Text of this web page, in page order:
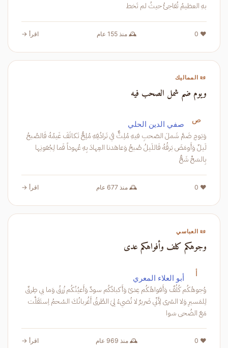
بهِ العظيمُ تُفاجئُ حيثُ لم تَخط
❤️ 0 🕰️ منذ 155 عام اقرأ →
📜 المماليك
ويوم ضم شمل الصحب فيه
ص صفي الدين الحلي
وَيَومٍ ضَمَّ شَملَ الصَحبِ فيهِ مُلِثٌّ في تَرادُفِهِ مُلِحُّ تَكاثَفَ غَيمُهُ فَالصُبحُ
لَيلٌ وَأَومَضَ بَرقُهُ فَاللَيلُ صُبحُ وَعاهَدنا العِهادَ بِهِ عُهوداً فَما لِجُفونِها
بِالسَحِّ شَحُّ
❤️ 0 🕰️ منذ 677 عام اقرأ →
📜 العباسي
وجوهكم كلف وأفواهكم عدى
أ أبو العلاء المعري
وُجوهُكُم كُلُفٌ وَأَفواهُكُم عِدىً وَأَكبادُكُم سودٌ وَأَعيُنُكُم زُرقُ وَما بي طِرقٌ
لِلمَسيرِ وَلا السُرى لِأَنّي ضَريرٌ لا تُضيءُ لِيَ الطُرقُ أَغُربانُكَ السُحمُ اِستَقَلَّت
مَعَ الضُحى سَوا
❤️ 0 🕰️ منذ 969 عام اقرأ →